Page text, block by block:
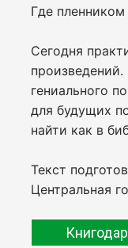
Где пленником
Сегодня
гениального
для будущих
найти как в
Текст
Центральная